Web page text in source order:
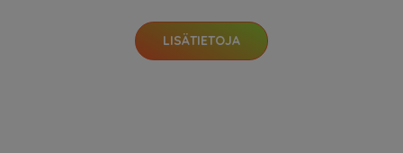
LISÄTIETOJA